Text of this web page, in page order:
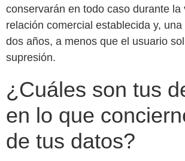
conservarán en todo caso durante la
relación comercial establecida y,
dos años, a menos que el usuario
supresión.
¿Cuáles son tus
en lo que
de tus datos?